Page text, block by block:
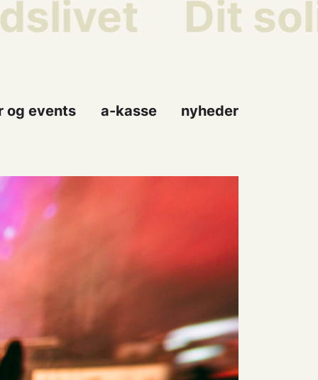
Dit
og events a-kasse nyheder